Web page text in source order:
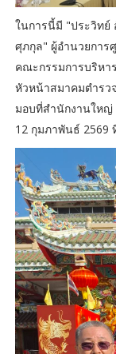
ในการนี้มี "ประวิท
ศุภกุล" ผู้อำนวยการ
คณะกรรมการบริหา
หัวหน้าสมาคมตำรว
มอบที่สำนักงานให
12 กุมภาพันธ์ 2569